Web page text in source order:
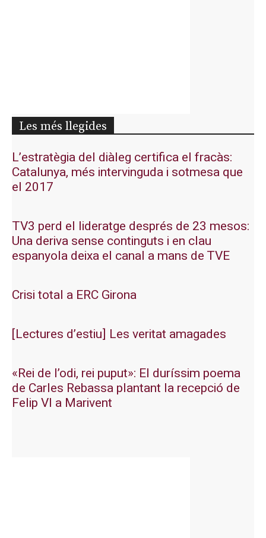
Les més llegides
L’estratègia del diàleg certifica el fracàs:
Catalunya, més intervinguda i sotmesa que
el 2017
TV3 perd el lideratge després de 23 mesos:
Una deriva sense continguts i en clau
espanyola deixa el canal a mans de TVE
Crisi total a ERC Girona
[Lectures d’estiu] Les veritat amagades
«Rei de l’odi, rei puput»: El duríssim poema
de Carles Rebassa plantant la recepció de
Felip VI a Marivent